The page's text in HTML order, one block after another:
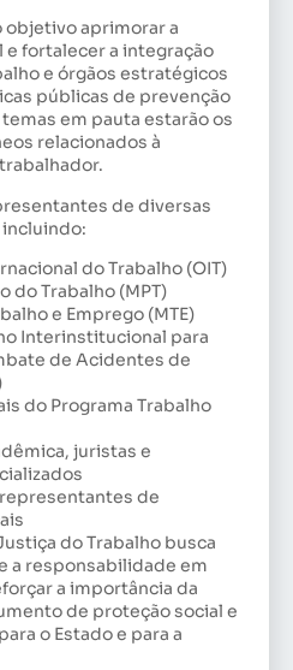
objetivo aprimorar a
fortalecer a integração
e órgãos estratégicos
públicas de prevenção
em pauta estarão os
relacionados à
de diversas
do Trabalho (OIT)
do Trabalho (MPT)
e Emprego (MTE)
Interinstitucional para
de Acidentes de
do Programa Trabalho
juristas e
de
do Trabalho busca
a responsabilidade em
a importância da
de proteção social e
o Estado e para a